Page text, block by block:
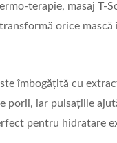
terapie, masaj T-
orice
îmbogățită cu
porii, iar pulsațiile
pentru hidratare